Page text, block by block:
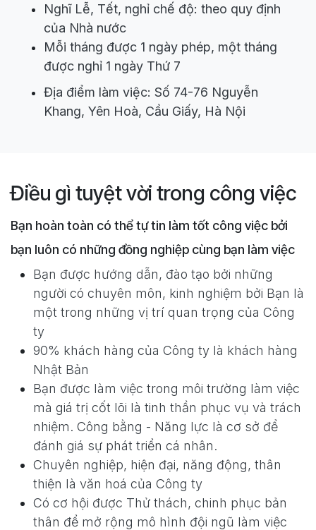
Nghĩ Lễ, Tết, nghỉ chế độ: theo quy định
của Nhà nước
Mỗi tháng được 1 ngày phép, một tháng
được nghỉ 1 ngày Thứ 7
Địa điểm làm việc: Số 74-76 Nguyễn
Khang, Yên Hoà, Cầu Giấy, Hà Nội
Điều gì tuyệt vời trong công việc
Bạn hoàn toàn có thể tự tin làm tốt công việc bởi
bạn luôn có những đồng nghiệp cùng bạn làm việc
Bạn được hướng dẫn, đào tạo bởi những
người có chuyên môn, kinh nghiệm bởi Bạn là
một trong những vị trí quan trọng của Công
ty
90% khách hàng của Công ty là khách hàng
Nhật Bản
Bạn được làm việc trong môi trường làm việc
mà giá trị cốt lõi là tinh thần phục vụ và trách
nhiệm. Công bằng - Năng lực là cơ sở để
đánh giá sự phát triển cá nhân.
Chuyên nghiệp, hiện đại, năng động, thân
thiện là văn hoá của Công ty
Có cơ hội được Thử thách, chinh phục bản
thân để mở rộng mô hình đội ngũ làm việc